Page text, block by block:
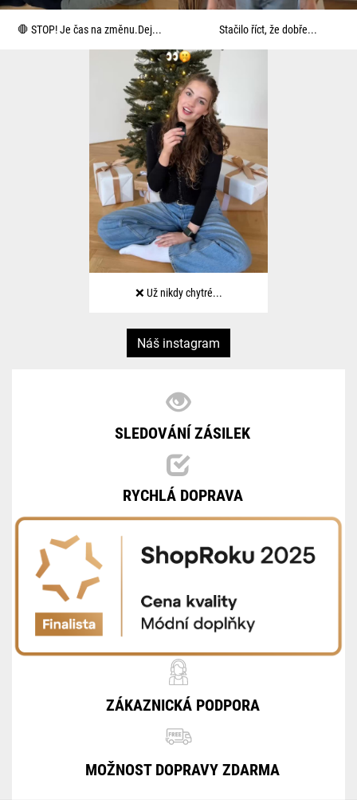
🛑 STOP! Je čas na změnu.Dej... Stačilo říct, že dobře...
❌ Už nikdy chytré...
Náš instagram
SLEDOVÁNÍ ZÁSILEK
RYCHLÁ DOPRAVA
ZÁKAZNICKÁ PODPORA
MOŽNOST DOPRAVY ZDARMA